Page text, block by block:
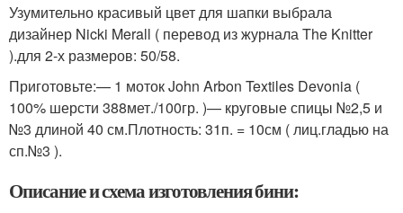
Узумительно красивый цвет для шапки выбрала
дизайнер Nicki Merall ( перевод из журнала The Knitter
).для 2-х размеров: 50/58.
Приготовьте:— 1 моток John Arbon Textiles Devonia (
100% шерсти 388мет./100гр. )— круговые спицы №2,5 и
№3 длиной 40 см.Плотность: 31п. = 10см ( лиц.гладью на
сп.№3 ).
Описание и схема изготовления бини: